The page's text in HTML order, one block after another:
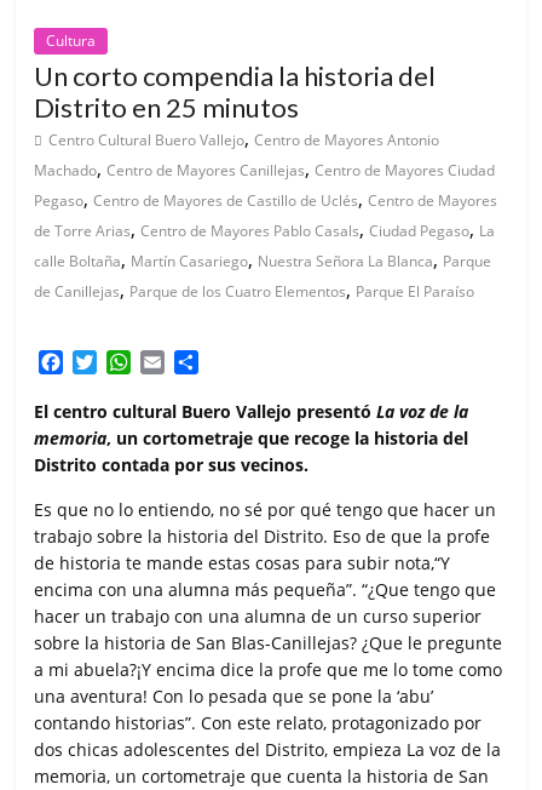
Cultura
Un corto compendia la historia del
Distrito en 25 minutos
Centro Cultural Buero Vallejo,Centro de Mayores Antonio
Machado,Centro de Mayores Canillejas,Centro de Mayores Ciudad
Pegaso,Centro de Mayores de Castillo de Uclés,Centro de Mayores
de Torre Arias,Centro de Mayores Pablo Casals,Ciudad Pegaso, La
calle Boltaña, Martín Casariego, Nuestra Señora La Blanca, Parque
de Canillejas, Parque de los Cuatro Elementos, Parque El Paraíso
c
e
b
o
k
i
t
t
r
W
a
t
s
p
p
a
i
l
m
p
a
t
i
r
El centro cultural Buero Vallejo presentóLa voz de la
memoria, un cortometraje que recoge la historia del
Distrito contada por sus vecinos.
Es que no lo entiendo, no sé por qué tengo que hacer un
trabajo sobre la historia del Distrito. Eso de que la profe
de historia te mande estas cosas para subir nota,“Y
encima con una alumna más pequeña”. “¿Que tengo que
hacer un trabajo con una alumna de un curso superior
sobre la historia de San Blas-Canillejas? ¿Que le pregunte
a mi abuela?¡Y encima dice la profe que me lo tome como
una aventura! Con lo pesada que se pone la ‘abu’
contando historias”. Con este relato, protagonizado por
dos chicas adolescentes del Distrito, empieza La voz de la
memoria, un cortometraje que cuenta la historia de San